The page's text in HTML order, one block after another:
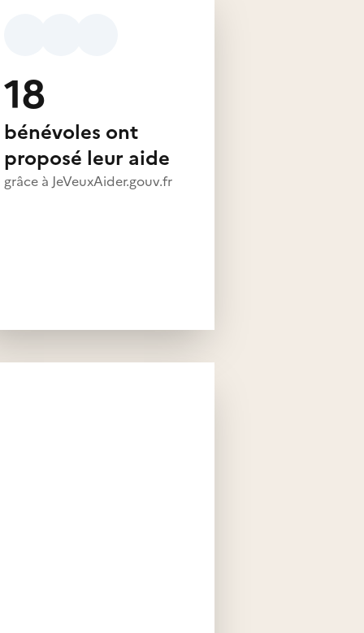
18
bénévoles ont
proposé leur aide
grâce à JeVeuxAider.gouv.fr